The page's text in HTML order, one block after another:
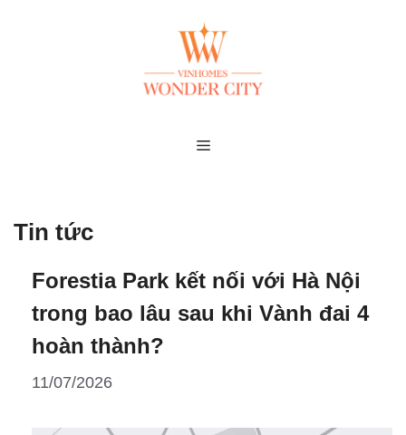
MENU
Tin tức
Forestia Park kết nối với Hà Nội
trong bao lâu sau khi Vành đai 4
hoàn thành?
11/07/2026